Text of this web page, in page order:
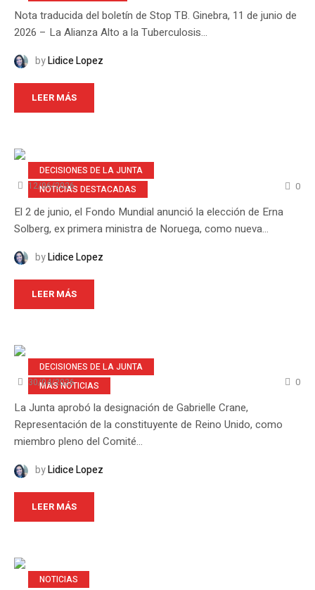
Nota traducida del boletín de Stop TB. Ginebra, 11 de junio de
2026 – La Alianza Alto a la Tuberculosis...
byLidice Lopez
LEER MÁS
DECISIONES DE LA JUNTA
NOTICIAS DESTACADAS
12/06/2026 0
El 2 de junio, el Fondo Mundial anunció la elección de Erna
Solberg, ex primera ministra de Noruega, como nueva...
byLidice Lopez
LEER MÁS
DECISIONES DE LA JUNTA
MAS NOTICIAS
30/04/2026 0
La Junta aprobó la designación de Gabrielle Crane,
Representación de la constituyente de Reino Unido, como
miembro pleno del Comité...
byLidice Lopez
LEER MÁS
NOTICIAS